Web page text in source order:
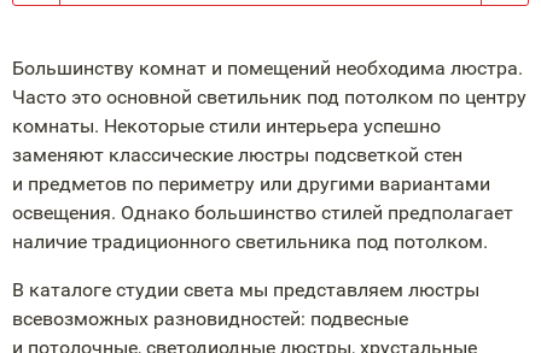
Большинству комнат и помещений необходима люстра.
Часто это основной светильник под потолком по центру
комнаты. Некоторые стили интерьера успешно
заменяют классические люстры подсветкой стен
и предметов по периметру или другими вариантами
освещения. Однако большинство стилей предполагает
наличие традиционного светильника под потолком.
В каталоге студии света мы представляем люстры
всевозможных разновидностей: подвесные
и потолочные, светодиодные люстры, хрустальные